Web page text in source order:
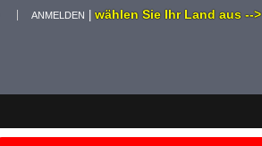
|wählen Sie Ihr Land aus -->
ANMELDEN